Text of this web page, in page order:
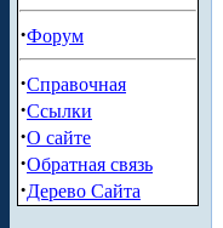
·Форум
·Справочная
·Ссылки
·О сайте
·Обратная связь
·Дерево Сайта